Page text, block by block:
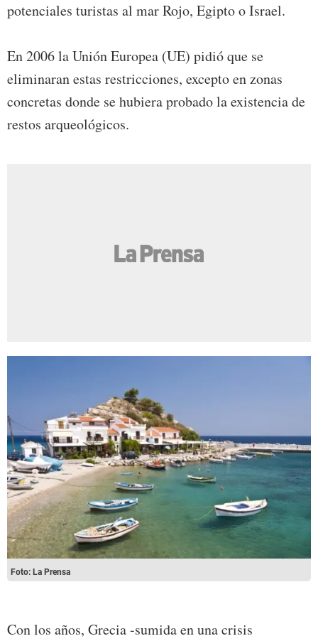
potenciales turistas al mar Rojo, Egipto o Israel.
En 2006 la Unión Europea (UE) pidió que se
eliminaran estas restricciones, excepto en zonas
concretas donde se hubiera probado la existencia de
restos arqueológicos.
Foto: La Prensa
Con los años, Grecia -sumida en una crisis